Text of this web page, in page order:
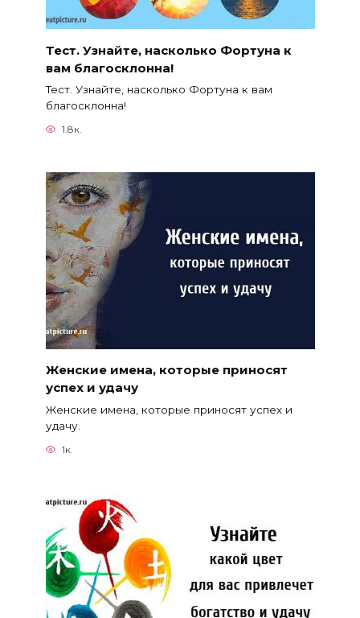
Тест. Узнайте, насколько Фортуна к
вам благосклонна!
Тест. Узнайте, насколько Фортуна к вам
благосклонна!
1.8к.
Женские имена, которые приносят
успех и удачу
Женские имена, которые приносят успех и
удачу.
1к.